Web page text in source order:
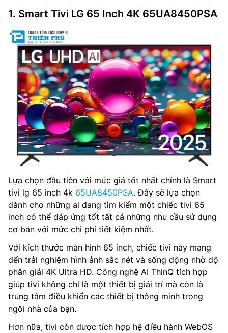
1. Smart Tivi LG 65 Inch 4K 65UA8450PSA
Lựa chọn đầu tiên với mức giá tốt nhất chính là Smart
tivi lg 65 inch 4k 65UA8450PSA. Đây sẽ lựa chọn
dành cho những ai đang tìm kiếm một chiếc tivi 65
inch có thể đáp ứng tốt tất cả những nhu cầu sử dụng
cơ bản với mức chi phí tiết kiệm nhất.
Với kích thước màn hình 65 inch, chiếc tivi này mang
đến trải nghiệm hình ảnh sắc nét và sống động nhờ độ
phân giải 4K Ultra HD. Công nghệ AI ThinQ tích hợp
giúp tivi không chỉ là một thiết bị giải trí mà còn là
trung tâm điều khiển các thiết bị thông minh trong
ngôi nhà của bạn.
Hơn nữa, tivi còn được tích hợp hệ điều hành WebOS